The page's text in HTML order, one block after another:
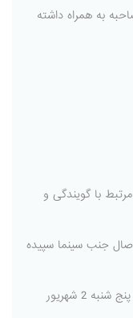
به همراه داشته
با گویندگی و
وصال جنب سینما سپیده